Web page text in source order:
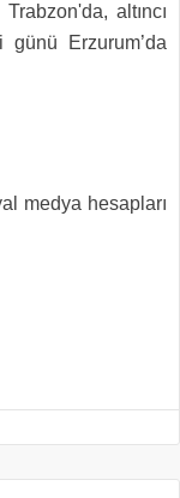
altıncı
Erzurum’da
medya hesapları